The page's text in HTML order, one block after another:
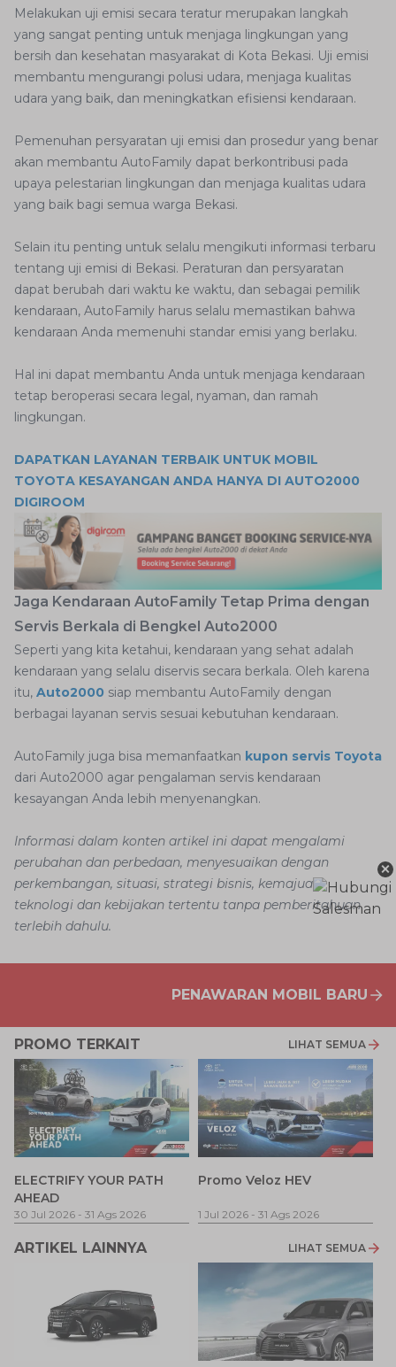
Melakukan uji emisi secara teratur merupakan langkah
yang sangat penting untuk menjaga lingkungan yang
bersih dan kesehatan masyarakat di Kota Bekasi. Uji emisi
membantu mengurangi polusi udara, menjaga kualitas
udara yang baik, dan meningkatkan efisiensi kendaraan.
Pemenuhan persyaratan uji emisi dan prosedur yang benar
akan membantu AutoFamily dapat berkontribusi pada
upaya pelestarian lingkungan dan menjaga kualitas udara
yang baik bagi semua warga Bekasi.
Selain itu penting untuk selalu mengikuti informasi terbaru
tentang uji emisi di Bekasi. Peraturan dan persyaratan
dapat berubah dari waktu ke waktu, dan sebagai pemilik
kendaraan, AutoFamily harus selalu memastikan bahwa
kendaraan Anda memenuhi standar emisi yang berlaku.
Hal ini dapat membantu Anda untuk menjaga kendaraan
tetap beroperasi secara legal, nyaman, dan ramah
lingkungan.
DAPATKAN LAYANAN TERBAIK UNTUK MOBIL
TOYOTA KESAYANGAN ANDA HANYA DI AUTO2000
DIGIROOM
Jaga Kendaraan AutoFamily Tetap Prima dengan
Servis Berkala di Bengkel Auto2000
Seperti yang kita ketahui, kendaraan yang sehat adalah
kendaraan yang selalu diservis secara berkala. Oleh karena
itu, Auto2000 siap membantu AutoFamily dengan
berbagai layanan servis sesuai kebutuhan kendaraan.
AutoFamily juga bisa memanfaatkan kupon servis Toyota
dari Auto2000 agar pengalaman servis kendaraan
kesayangan Anda lebih menyenangkan.
Informasi dalam konten artikel ini dapat mengalami
perubahan dan perbedaan, menyesuaikan dengan
perkembangan, situasi, strategi bisnis, kemajuan
teknologi dan kebijakan tertentu tanpa pemberitahuan
terlebih dahulu.
PENAWARAN MOBIL BARU
PROMO TERKAIT LIHAT SEMUA
ELECTRIFY YOUR PATH
AHEAD
30 Jul 2026 - 31 Ags 2026
Promo Veloz HEV
1 Jul 2026 - 31 Ags 2026
ARTIKEL LAINNYA LIHAT SEMUA
×